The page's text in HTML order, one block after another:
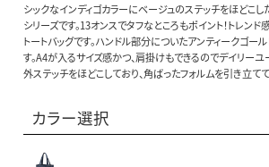
シックなインディゴカラーにベージュのステッチをほどこし
シリーズです。13オンスでタフなところもポイント！トレン
トートバッグです。ハンドル部分についたアンティークゴー
す。A4が入るサイズ感かつ、肩掛けもできるのでデイリーユ
外ステッチをほどこしており、角ばったフォルムを引き立てて
カラー選択